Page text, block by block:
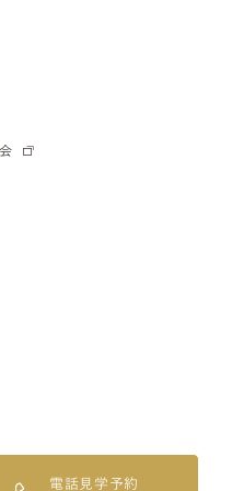
電話見学予約